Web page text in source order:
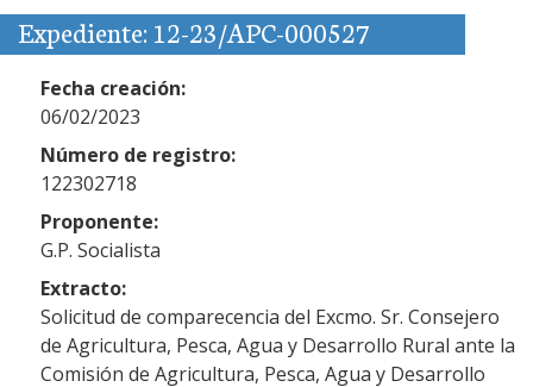
Expediente: 12-23/APC-000527
Fecha creación:
06/02/2023
Número de registro:
122302718
Proponente:
G.P. Socialista
Extracto:
Solicitud de comparecencia del Excmo. Sr. Consejero
de Agricultura, Pesca, Agua y Desarrollo Rural ante la
Comisión de Agricultura, Pesca, Agua y Desarrollo